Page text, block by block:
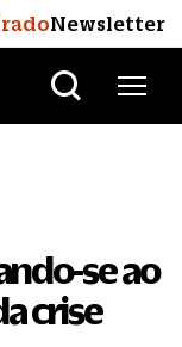
Newsletter
se ao
crise